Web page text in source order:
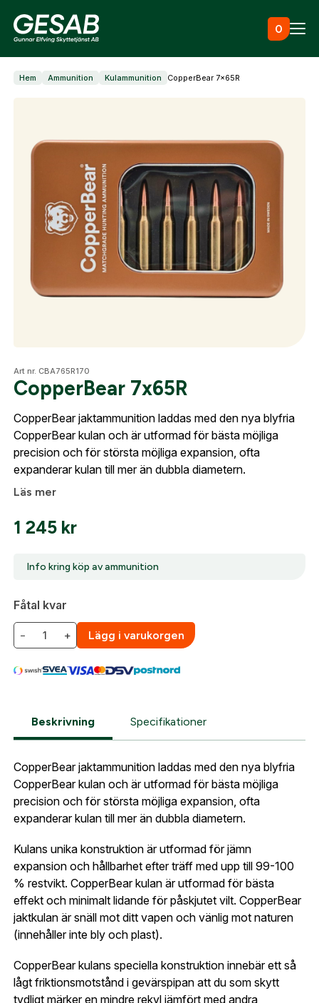
0
Ammunition
Utrustning
Jaktkläder & skor
Måltavlor
Optik
Mer
Mitt konto
Hem Ammunition Kulammunition CopperBear 7x65R
Art nr. CBA765R170
CopperBear 7x65R
CopperBear jaktammunition laddas med den nya blyfria
CopperBear kulan och är utformad för bästa möjliga
precision och för största möjliga expansion, ofta
expanderar kulan till mer än dubbla diametern.
Läs mer
1 245 kr
Info kring köp av ammunition
För köp av ammunition krävs att du är minst 18 år
och har en giltig vapenlicens för aktuellt vapen.
Vid köp i vår webbshop behöver du efter beställning
skicka in en kopia på din legitimation samt
skicka din order.
av ammunition. Fraktkostnaden räknas ut i kassan.
Fåtal kvar
− + Lägg i varukorgen
Beskrivning Specifikationer
CopperBear jaktammunition laddas med den nya blyfria
CopperBear kulan och är utformad för bästa möjliga
precision och för största möjliga expansion, ofta
expanderar kulan till mer än dubbla diametern.
Kulans unika konstruktion är utformad för jämn
expansion och hållbarhet efter träff med upp till 99-100
% restvikt. CopperBear kulan är utformad för bästa
effekt och minimalt lidande för påskjutet vilt. CopperBear
jaktkulan är snäll mot ditt vapen och vänlig mot naturen
(innehåller inte bly och plast).
CopperBear kulans speciella konstruktion innebär ett så
lågt friktionsmotstånd i gevärspipan att du som skytt
tydligt märker en mindre rekyl jämfört med andra
Logga in
Logga in för att handla med dina avtalspriser, smidig
När du är inloggad hanteras beställningen
automatiskt enligt dina inställningar.
Lösenord:*
Skapa konto och handla enklare
Är du företag eller förening?
översikt över dina beställningar och sparade
uppgifter.
Skapa konto
Fyll i dina företags- eller föreningsuppgifter i
formuläret så återkommer vi till dig när kontot är
frågorna gällande Mitt konto.
Företag- eller Föreningsnamn:
Org. nummer
Postnummer:*
Ort:*
Telefon:*
Land:*
Fyll i din e-post adress nedan så kontaktar vi dig
så fort den här produkten är tillbaka i vårt
sortiment.
CopperBear 7x65R
E-post adress
Jag godkänner att mina uppgifter sparas enligt
integritetspolicyn.
Bevaka